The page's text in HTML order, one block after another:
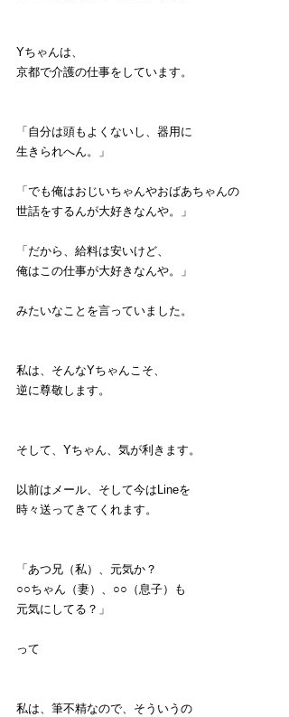
Yちゃんは、
京都で介護の仕事をしています。
「自分は頭もよくないし、器用に
生きられへん。」
「でも俺はおじいちゃんやおばあちゃんの
世話をするんが大好きなんや。」
「だから、給料は安いけど、
俺はこの仕事が大好きなんや。」
みたいなことを言っていました。
私は、そんなYちゃんこそ、
逆に尊敬します。
そして、Yちゃん、気が利きます。
以前はメール、そして今はLineを
時々送ってきてくれます。
「あつ兄（私）、元気か？
○○ちゃん（妻）、○○（息子）も
元気にしてる？」
って
私は、筆不精なので、そういうの